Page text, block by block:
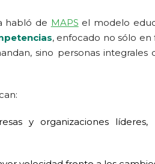
habló de MAPS el modelo
, enfocado no sólo
sino personas
y organizaciones